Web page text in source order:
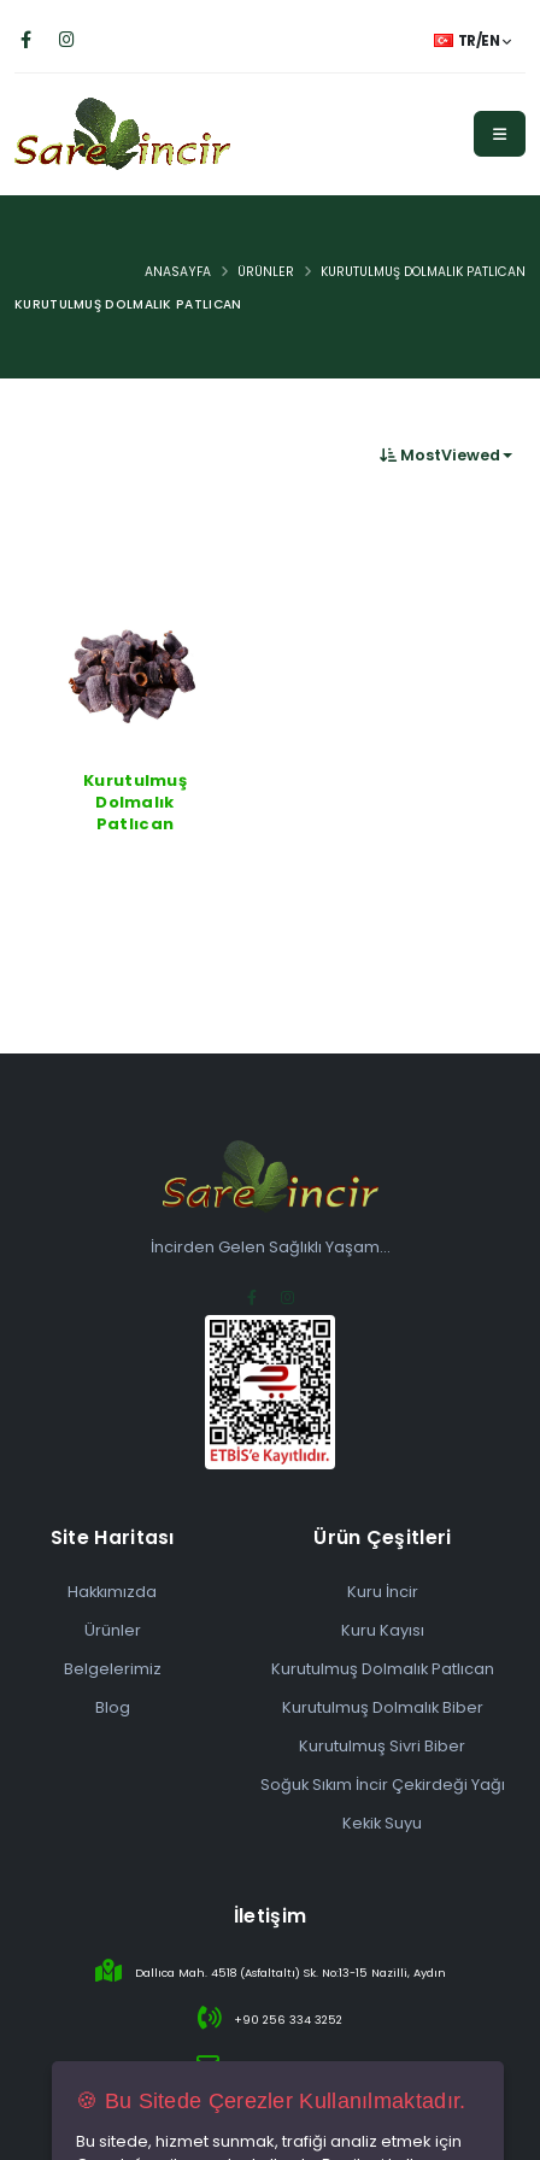
TR/EN
KURUTULMUŞ DOLMALIK PATLICAN
ANASAYFA ÜRÜNLER KURUTULMUŞ DOLMALIK PATLICAN
MostViewed
Kurutulmuş
Dolmalık
Patlıcan
İncirden Gelen Sağlıklı Yaşam...
Site Haritası
Hakkımızda
Ürünler
Belgelerimiz
Blog
Ürün Çeşitleri
Kuru İncir
Kuru Kayısı
Kurutulmuş Dolmalık Patlıcan
Kurutulmuş Dolmalık Biber
Kurutulmuş Sivri Biber
Soğuk Sıkım İncir Çekirdeği Yağı
Kekik Suyu
İletişim
Dallıca Mah. 4518 (Asfaltaltı) Sk. No:13-15 Nazilli, Aydın
+90 256 334 3252
info@sareincir.com
🍪 Bu Sitede Çerezler Kullanılmaktadır.
Bu sitede, hizmet sunmak, trafiği analiz etmek için